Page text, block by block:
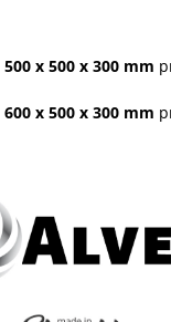
500 x 500 x 300 mm
600 x 500 x 300 mm